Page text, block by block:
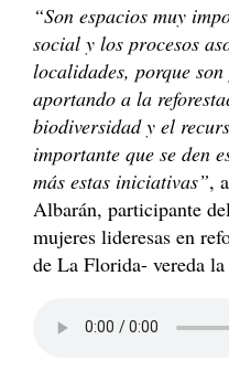
“Son espacios muy
social y los procesos
localidades, porque
aportando a la
biodiversidad y el
importante que se den
más estas iniciativas”,
Albarán, participante
mujeres lideresas en
de La Florida- vereda